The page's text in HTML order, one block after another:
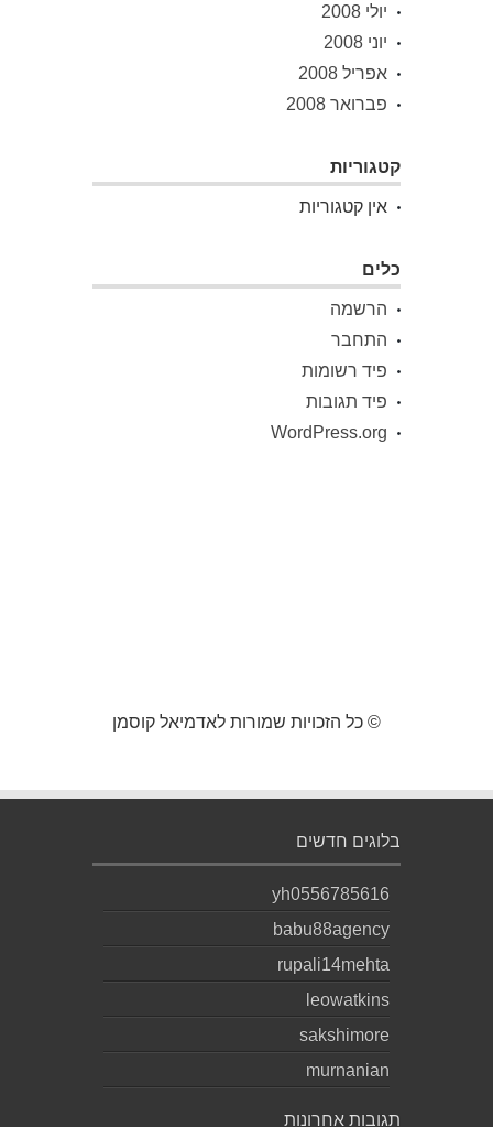
יולי 2008
יוני 2008
אפריל 2008
פברואר 2008
קטגוריות
אין קטגוריות
כלים
הרשמה
התחבר
פיד רשומות
פיד תגובות
WordPress.org
© כל הזכויות שמורות לאדמיאל קוסמן
בלוגים חדשים
yh0556785616
babu88agency
rupali14mehta
leowatkins
sakshimore
murnanian
תגובות אחרונות